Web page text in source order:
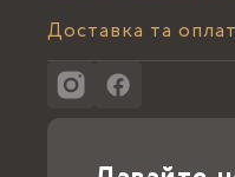
Доставка та